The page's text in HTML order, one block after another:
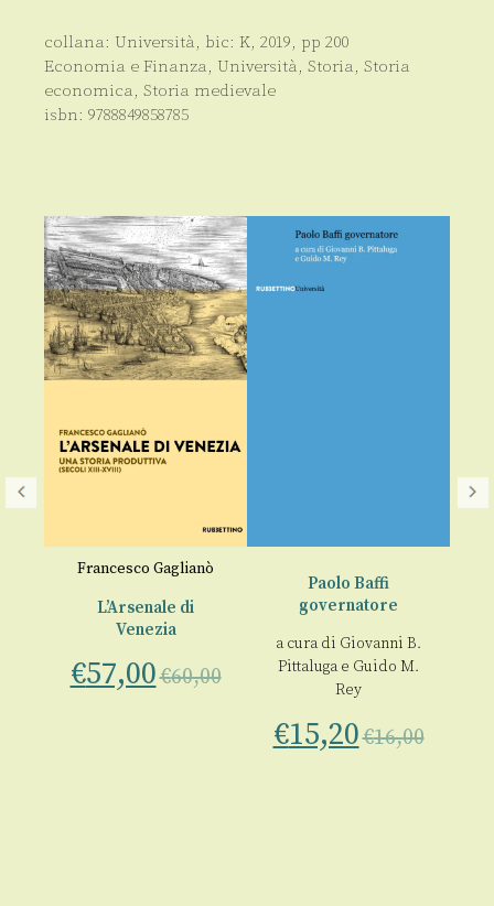
collana: Università, bic: K, 2019, pp 200
Economia e Finanza, Università, Storia, Storia
economica, Storia medievale
isbn: 9788849858785
Francesco Gaglianò
L’Arsenale di
Venezia
€57,00€60,00
Paolo Baffi
governatore
a cura di Giovanni B.
Pittaluga e Guido M.
Rey
€15,20€16,00